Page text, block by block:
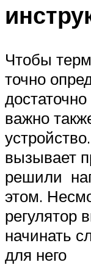
Чтобы
точно
важно
вызывает
решили
этом.
регулятор
начинать
для него